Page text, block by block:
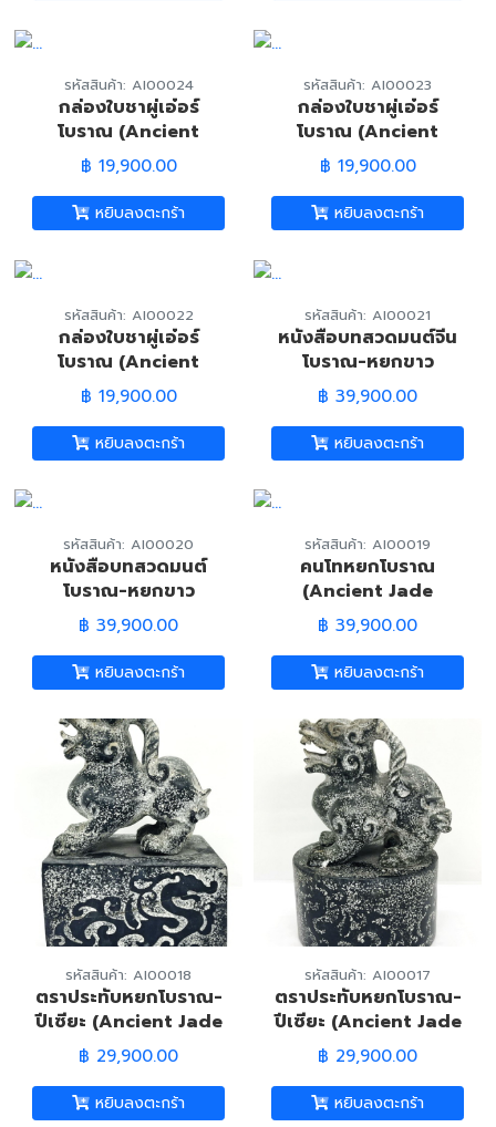
รหัสสินค้า: AI00024
กล่องใบชาผู่เอ๋อร์
โบราณ (Ancient
Chinese Tea Leaf
Box)
฿ 19,900.00
หยิบลงตะกร้า
รหัสสินค้า: AI00023
กล่องใบชาผู่เอ๋อร์
โบราณ (Ancient
Chinese Tea Leaf
Box)
฿ 19,900.00
หยิบลงตะกร้า
รหัสสินค้า: AI00022
กล่องใบชาผู่เอ๋อร์
โบราณ (Ancient
Chinese Tea Leaf
Box)
฿ 19,900.00
หยิบลงตะกร้า
รหัสสินค้า: AI00021
หนังสือบทสวดมนต์จีน
โบราณ-หยกขาว
เหลือง-เจ้าแม่กวนอิม
มังกร (White Jade-
Dragon Prayer
Book)
฿ 39,900.00
หยิบลงตะกร้า
รหัสสินค้า: AI00020
หนังสือบทสวดมนต์
โบราณ-หยกขาว
เหลือง-เจ้าแม่กวนอิม
มังกร (White Jade-
Dragon Prayer
Book)
฿ 39,900.00
หยิบลงตะกร้า
รหัสสินค้า: AI00019
คนโทหยกโบราณ
(Ancient Jade
Chinese Decanter)
฿ 39,900.00
หยิบลงตะกร้า
รหัสสินค้า: AI00018
ตราประทับหยกโบราณ-
ปีเซียะ (Ancient Jade
Pi Xiu Seal)
฿ 29,900.00
หยิบลงตะกร้า
รหัสสินค้า: AI00017
ตราประทับหยกโบราณ-
ปีเซียะ (Ancient Jade
Pi Xiu Seal)
฿ 29,900.00
หยิบลงตะกร้า